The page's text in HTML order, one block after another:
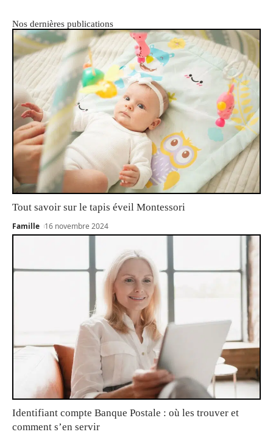
Nos dernières publications
Tout savoir sur le tapis éveil Montessori
Famille 16 novembre 2024
Identifiant compte Banque Postale : où les trouver et
comment s’en servir